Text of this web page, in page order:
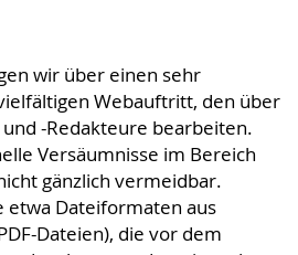
wir über einen sehr
Webauftritt, den über
-Redakteure bearbeiten.
Versäumnisse im Bereich
gänzlich vermeidbar.
etwa Dateiformaten aus
Dateien), die vor dem